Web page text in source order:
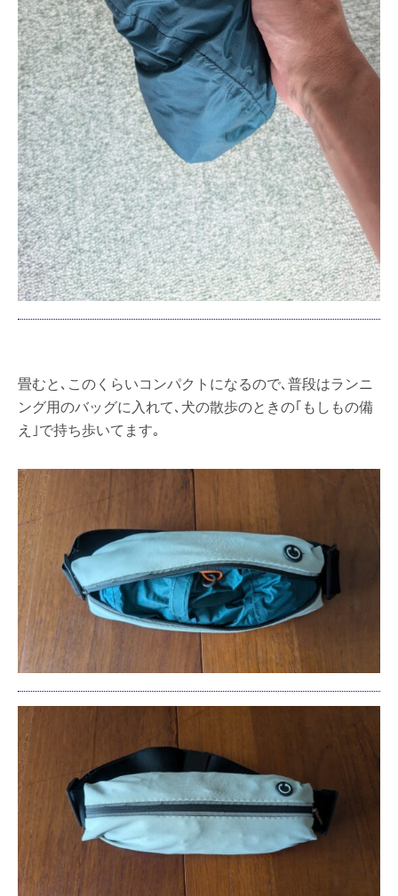
畳むと､このくらいコンパクトになるので､普段はランニ
ング用のバッグに入れて､犬の散歩のときの｢もしもの備
え｣で持ち歩いてます｡